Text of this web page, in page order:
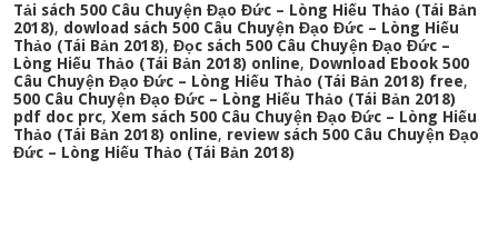
Tải sách 500 Câu Chuyện Đạo Đức – Lòng Hiếu Thảo (Tái Bản
2018), dowload sách 500 Câu Chuyện Đạo Đức – Lòng Hiếu
Thảo (Tái Bản 2018),Đọc sách 500 Câu Chuyện Đạo Đức –
Lòng Hiếu Thảo (Tái Bản 2018) online, Download Ebook 500
Câu Chuyện Đạo Đức – Lòng Hiếu Thảo (Tái Bản 2018) free,
500 Câu Chuyện Đạo Đức – Lòng Hiếu Thảo (Tái Bản 2018)
pdf doc prc,Xem sách 500 Câu Chuyện Đạo Đức – Lòng Hiếu
Thảo (Tái Bản 2018) online, review sách 500 Câu Chuyện Đạo
Đức – Lòng Hiếu Thảo (Tái Bản 2018)